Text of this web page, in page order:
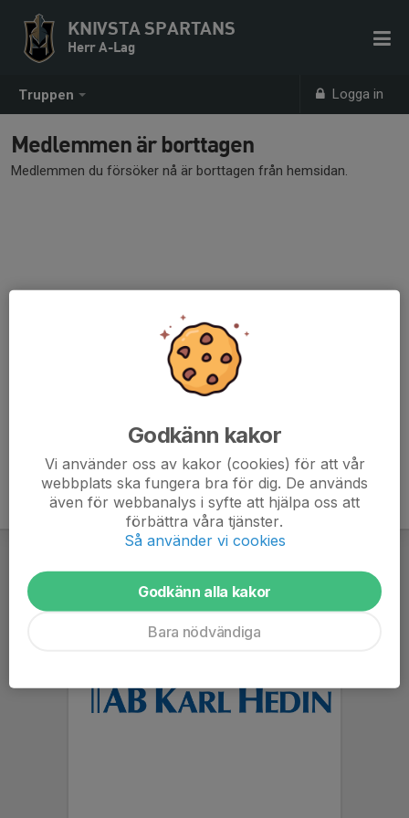
Truppen Logga in
KNIVSTA SPARTANS
Herr A-Lag
Medlemmen är borttagen
Medlemmen du försöker nå är borttagen från hemsidan.
Godkänn kakor
Vi använder oss av kakor (cookies) för att vår
webbplats ska fungera bra för dig. De används
även för webbanalys i syfte att hjälpa oss att
förbättra våra tjänster.
Så använder vi cookies
Godkänn alla kakor
Bara nödvändiga